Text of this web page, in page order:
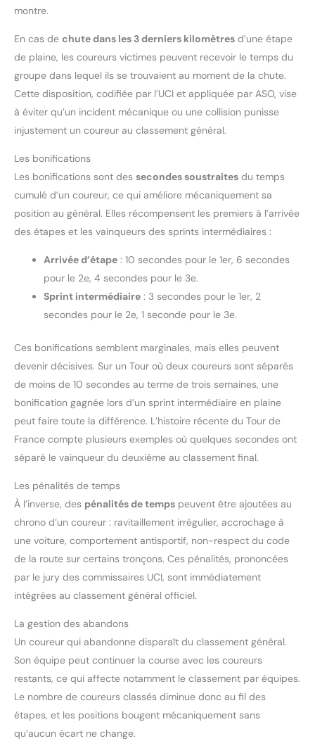
montre.
En cas de chute dans les 3 derniers kilomètres d’une étape
de plaine, les coureurs victimes peuvent recevoir le temps du
groupe dans lequel ils se trouvaient au moment de la chute.
Cette disposition, codifiée par l’UCI et appliquée par ASO, vise
à éviter qu’un incident mécanique ou une collision punisse
injustement un coureur au classement général.
Les bonifications
Les bonifications sont des secondes soustraites du temps
cumulé d’un coureur, ce qui améliore mécaniquement sa
position au général. Elles récompensent les premiers à l’arrivée
des étapes et les vainqueurs des sprints intermédiaires :
Arrivée d’étape : 10 secondes pour le 1er, 6 secondes
pour le 2e, 4 secondes pour le 3e.
Sprint intermédiaire : 3 secondes pour le 1er, 2
secondes pour le 2e, 1 seconde pour le 3e.
Ces bonifications semblent marginales, mais elles peuvent
devenir décisives. Sur un Tour où deux coureurs sont séparés
de moins de 10 secondes au terme de trois semaines, une
bonification gagnée lors d’un sprint intermédiaire en plaine
peut faire toute la différence. L’histoire récente du Tour de
France compte plusieurs exemples où quelques secondes ont
séparé le vainqueur du deuxième au classement final.
Les pénalités de temps
À l’inverse, des pénalités de temps peuvent être ajoutées au
chrono d’un coureur : ravitaillement irrégulier, accrochage à
une voiture, comportement antisportif, non-respect du code
de la route sur certains tronçons. Ces pénalités, prononcées
par le jury des commissaires UCI, sont immédiatement
intégrées au classement général officiel.
La gestion des abandons
Un coureur qui abandonne disparaît du classement général.
Son équipe peut continuer la course avec les coureurs
restants, ce qui affecte notamment le classement par équipes.
Le nombre de coureurs classés diminue donc au fil des
étapes, et les positions bougent mécaniquement sans
qu’aucun écart ne change.